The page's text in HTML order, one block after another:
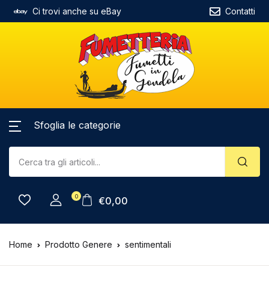
Ci trovi anche su eBay Contatti
Sfoglia le categorie
0 €0,00
Home Prodotto Genere sentimentali